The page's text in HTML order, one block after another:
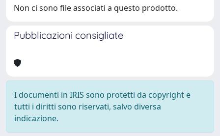
Non ci sono file associati a questo prodotto.
Pubblicazioni consigliate
I documenti in IRIS sono protetti da copyright e
tutti i diritti sono riservati, salvo diversa
indicazione.